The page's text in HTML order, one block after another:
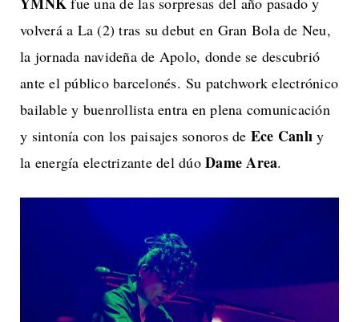
volverá a La (2) tras su debut en Gran Bola de Neu,
la jornada navideña de Apolo, donde se descubrió
ante el público barcelonés. Su patchwork electrónico
bailable y buenrollista entra en plena comunicación
y sintonía con los paisajes sonoros de Ece Canlı y
la energía electrizante del dúo Dame Area.